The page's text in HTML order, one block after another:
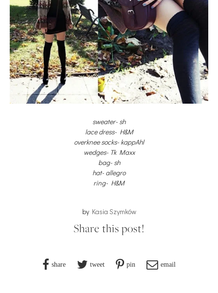
sweater- sh
lace dress- H&M
overknee socks- kappAhl
wedges- Tk Maxx
bag- sh
hat- allegro
ring- H&M
by Kasia Szymków
Share this post!
share tweet pin email